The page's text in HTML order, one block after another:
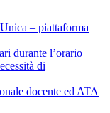
– piattaforma
durante l’orario
di
docente ed ATA